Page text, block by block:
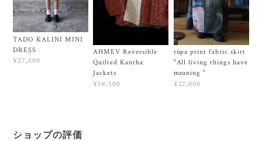
TADO KALINI MINI
DRESS
¥27,500
AHMEV Reversible
Quilted Kantha
Jackets
¥58,500
rūpa print fabric skirt
"All living things have
meaning "
¥22,000
ショップの評価